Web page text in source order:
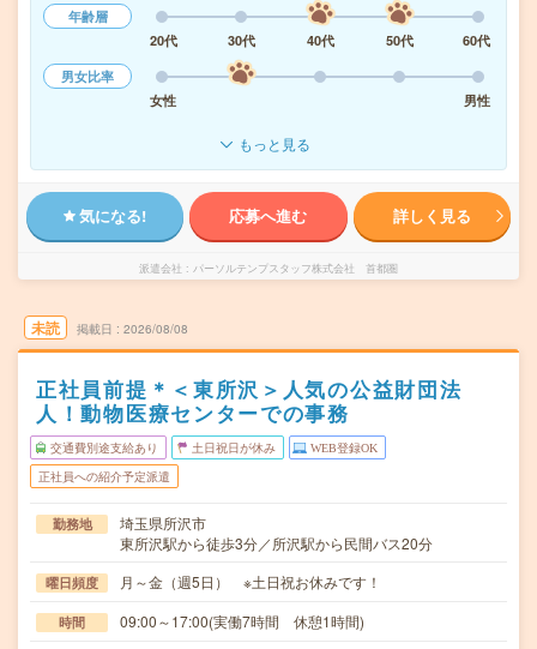
年齢層
20代
30代 40代 50代
60代
男女比率
女性
男性
もっと見る
気になる! 応募へ進む 詳しく見る
派遣会社 パーソルテンプスタッフ株式会社 首都圏
未読 掲載日 2026/08/08
正社員前提＊＜東所沢＞人気の公益財団法
人！動物医療センターでの事務
交通費別途支給あり 土日祝日が休み WEB登録OK
正社員への紹介予定派遣
勤務地
埼玉県所沢市
東所沢駅から徒歩3分／所沢駅から民間バス20分
曜日頻度 月～金（週5日） ※土日祝お休みです！
時間 09:00～17:00(実働7時間 休憩1時間)